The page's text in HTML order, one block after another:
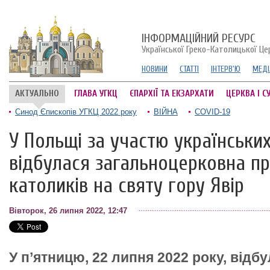
ІНФОРМАЦІЙНИЙ РЕСУРС
Української Греко-Католицької
НОВИНИ СТАТТІ ІНТЕРВ'Ю
АКТУАЛЬНО ГЛАВА УГКЦ ЄПАРХІЇ ТА ЕКЗАРХАТИ ЦЕРКВА І
Синод Єпископів УГКЦ 2022 року ВІЙНА COVID-19
У Польщі за участю
відбулася загальноцерковна
католиків на святу гору Явір
Вівторок, 26 липня 2022, 12:47
У п’ятницю, 22 липня 2022 року,